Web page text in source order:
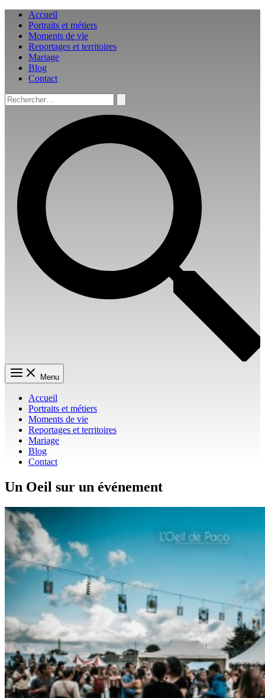
Aller
contenu
Accueil
Portraits et métiers
Moments de vie
Reportages et territoires
Mariage
Blog
Contact
Rechercher :
Menu
Accueil
Portraits et métiers
Moments de vie
Reportages et territoires
Mariage
Blog
Contact
Un Oeil sur un événement